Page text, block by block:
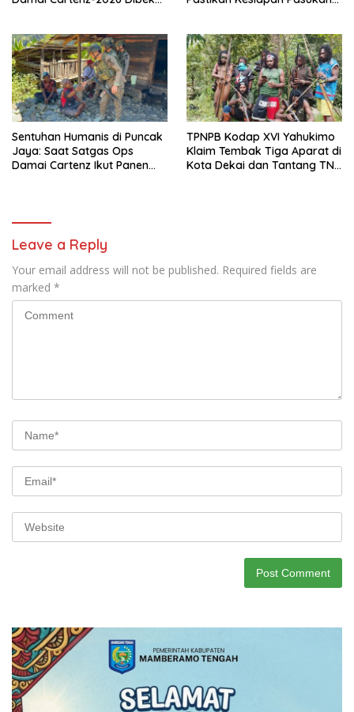
Sentuhan Humanis di Puncak
Jaya: Saat Satgas Ops
Damai Cartenz Ikut Panen
TPNPB Kodap XVI Yahukimo
Klaim Tembak Tiga Aparat di
Kota Dekai dan Tantang TNI-
Leave a Reply
Your email address will not be published. Required fields are
marked *